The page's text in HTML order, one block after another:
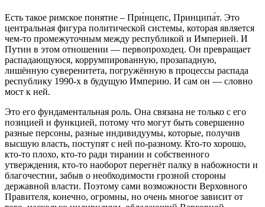
Есть такое римское понятие – При́нцепс, Принципа́т. Это
центральная фигура политической системы, которая является
чем-то промежуточным между республикой и Империей. И
Путин в этом отношении — первопроходец. Он превращает
распадающуюся, коррумпированную, прозападную,
лишённую суверенитета, погружённую в процессы распада
республику 1990-х в будущую Империю. И сам он — словно
мост к ней.
Это его фундаментальная роль. Она связана не только с его
позицией и функцией, потому что могут быть совершенно
разные персоны, разные индивидуумы, которые, получив
высшую власть, поступят с ней по-разному. Кто-то хорошо,
кто-то плохо, кто-то ради тирании и собственного
утверждения, кто-то наоборот перегнёт палку в набожности и
благочестии, забыв о необходимости грозной стороны
державной власти. Поэтому сами возможности Верховного
Правителя, конечно, огромны, но очень многое зависит от